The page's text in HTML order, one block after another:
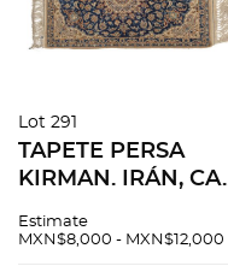
Lot 291
TAPETE PERSA
KIRMAN. IRÁN, CA.
máquina en fibras
Estimate
MXN$8,000 - MXN$12,000